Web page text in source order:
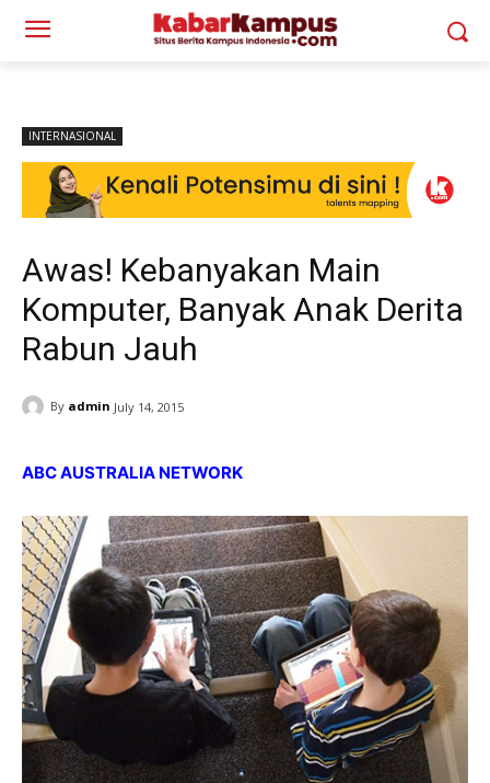
INTERNASIONAL
Awas! Kebanyakan Main
Komputer, Banyak Anak Derita
Rabun Jauh
By admin July 14, 2015
ABC AUSTRALIA NETWORK